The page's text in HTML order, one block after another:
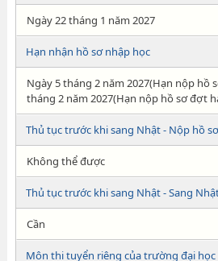
Ngày 22 tháng 1 năm 2027
Hạn nhận hồ sơ nhập học
Ngày 5 tháng 2 năm 2027(Hạn nộp hồ
tháng 2 năm 2027(Hạn nộp hồ sơ đợt
Thủ tục trước khi sang Nhật - Nộp hồ
Không thể được
Thủ tục trước khi sang Nhật - Sang
Cần
Môn thi tuyển riêng của trường đại học